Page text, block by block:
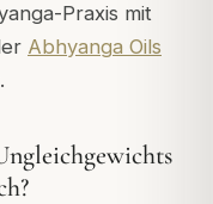
Praxis mit
Abhyanga Oils